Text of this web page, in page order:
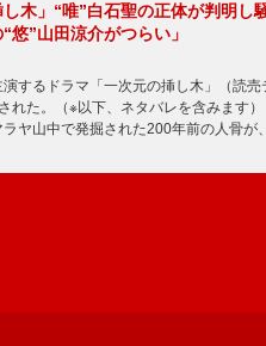
し木」“唯”白石聖の正体が判明し
“悠”山田涼介がつらい」
するドラマ「一次元の挿し木」（読
れた。（※以下、ネタバレを含みます
ラヤ山中で発掘された200年前の人骨